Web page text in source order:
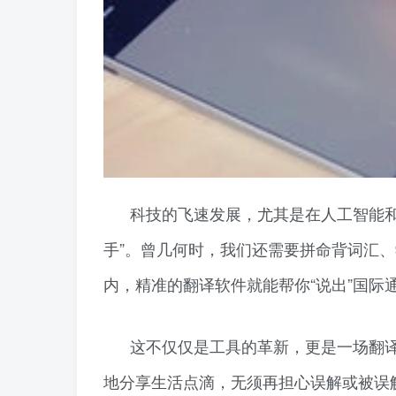
科技的飞速发展，尤其是在人工智能
手”。曾几何时，我们还需要拼命背词汇
内，精准的翻译软件就能帮你“说出”国
这不仅仅是工具的革新，更是一场翻
地分享生活点滴，无须再担心误解或被误